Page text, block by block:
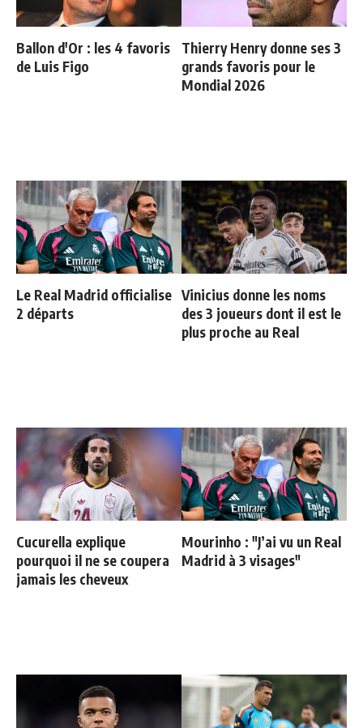
Ballon d'Or : les 4 favoris
de Luis Figo
Thierry Henry donne ses 3
grands favoris pour le
Mondial 2026
Le Real Madrid officialise
2 départs
Vinicius donne les noms
des 3 joueurs dont il est le
plus proche au Real
Cucurella explique
pourquoi il ne se coupera
jamais les cheveux
Mourinho : "J’ai vu un Real
Madrid à 3 visages"